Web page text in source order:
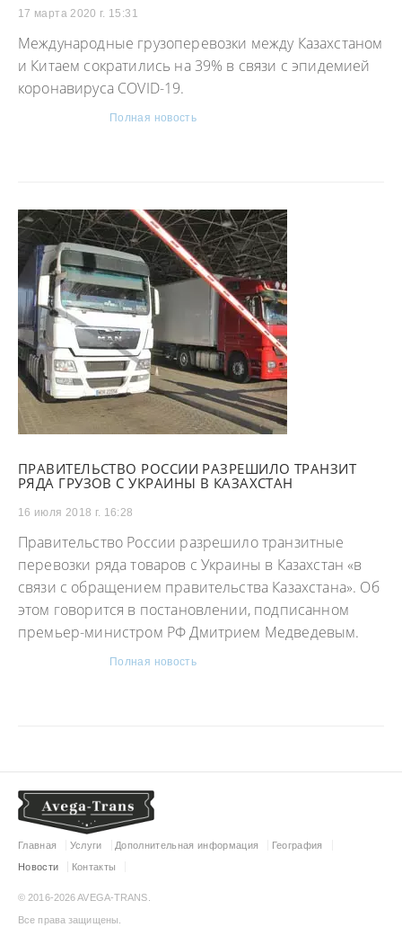
17 марта 2020 г. 15:31
Международные грузоперевозки между Казахстаном
и Китаем сократились на 39% в связи с эпидемией
коронавируса COVID-19.
Полная новость
ПРАВИТЕЛЬСТВО РОССИИ РАЗРЕШИЛО ТРАНЗИТ
РЯДА ГРУЗОВ С УКРАИНЫ В КАЗАХСТАН
16 июля 2018 г. 16:28
Правительство России разрешило транзитные
перевозки ряда товаров с Украины в Казахстан «в
связи с обращением правительства Казахстана». Об
этом говорится в постановлении, подписанном
премьер-министром РФ Дмитрием Медведевым.
Полная новость
Главная Услуги Дополнительная информация
География
Новости
Контакты
© 2016-2026 AVEGA-TRANS.
Все права защищены.